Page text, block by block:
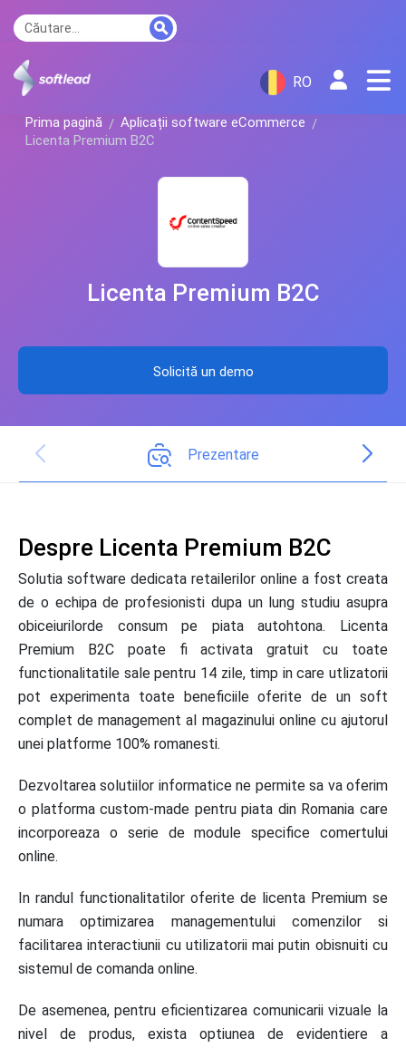
RO
Prima pagină
Aplicații software eCommerce
Licenta Premium B2C
Licenta Premium B2C
Solicită un demo
Prezentare
Despre Licenta Premium B2C
Solutia software dedicata retailerilor online a fost creata
de o echipa de profesionisti dupa un lung studiu asupra
obiceiurilorde consum pe piata autohtona. Licenta
Premium B2C poate fi activata gratuit cu toate
functionalitatile sale pentru 14 zile, timp in care utlizatorii
pot experimenta toate beneficiile oferite de un soft
complet de management al magazinului online cu ajutorul
unei platforme 100% romanesti.
Dezvoltarea solutiilor informatice ne permite sa va oferim
o platforma custom-made pentru piata din Romania care
incorporeaza o serie de module specifice comertului
online.
In randul functionalitatilor oferite de licenta Premium se
numara optimizarea managementului comenzilor si
facilitarea interactiunii cu utilizatorii mai putin obisnuiti cu
sistemul de comanda online.
De asemenea, pentru eficientizarea comunicarii vizuale la
nivel de produs, exista optiunea de evidentiere a